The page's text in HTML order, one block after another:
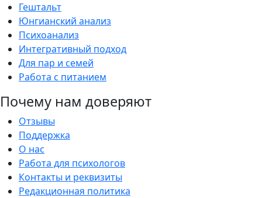
Гештальт
Юнгианский анализ
Психоанализ
Интегративный подход
Для пар и семей
Работа с питанием
Почему нам доверяют
Отзывы
Поддержка
О нас
Работа для психологов
Контакты и реквизиты
Редакционная политика